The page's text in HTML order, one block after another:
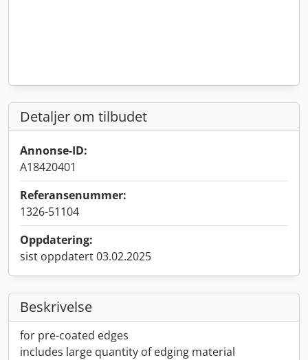
Detaljer om tilbudet
Annonse-ID:
A18420401
Referansenummer:
1326-51104
Oppdatering:
sist oppdatert 03.02.2025
Beskrivelse
for pre-coated edges
includes large quantity of edging material